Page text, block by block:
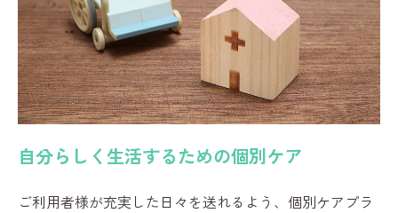
自分らしく生活するための個別ケア
ご利用者様が充実した日々を送れるよう、個別ケアプラ